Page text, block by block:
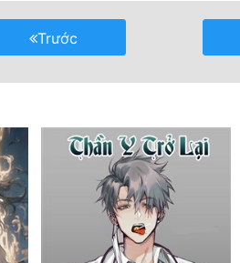
Trước